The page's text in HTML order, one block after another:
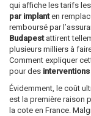
qui affiche les tarifs les
par implanten
remboursé par
Budapestattirent
plusieurs milliers à
Comment expliquer
pour des
Évidemment, le coût
est la première raison
la cote en France.